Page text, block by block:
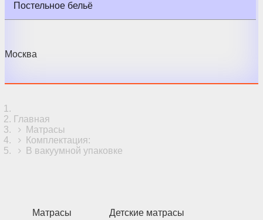
Постельное бельё
Москва
Главная
Матрасы
Комплектация:
В вакуумной упаковке
Матрасы Детские матрасы